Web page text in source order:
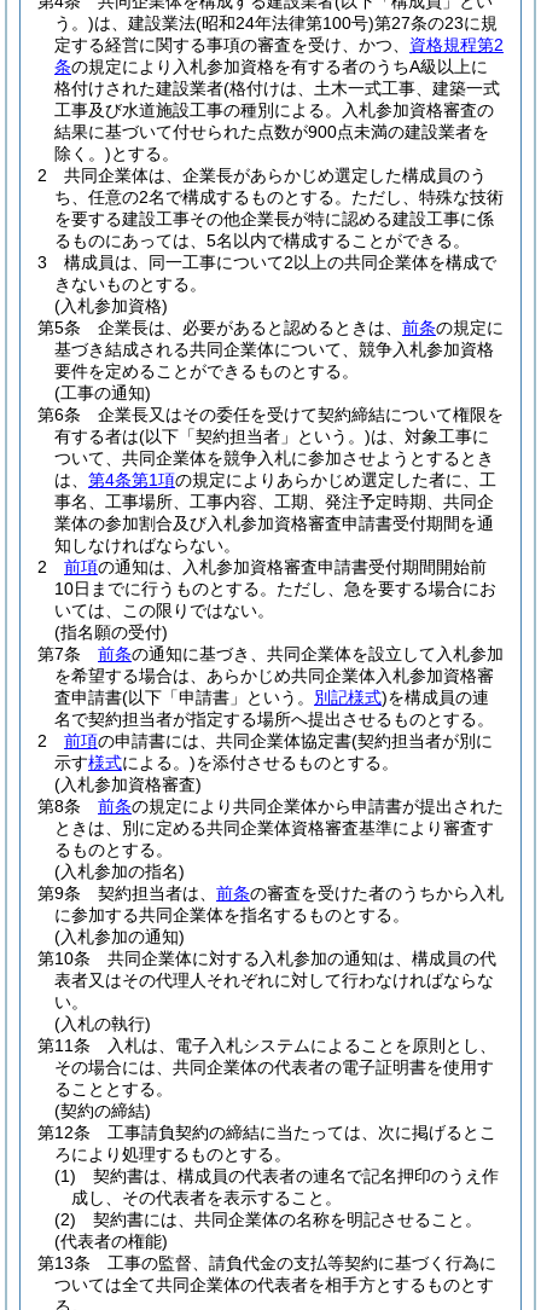
う。)は、建設業法(昭和24年法律第100号)第27条の23に規
定する経営に関する事項の審査を受け、かつ、 資格規程第2
条の規定により入札参加資格を有する者のうちA級以上に
格付けされた建設業者(格付けは、土木一式工事、建築一式
工事及び水道施設工事の種別による。入札参加資格審査の
結果に基づいて付せられた点数が900点未満の建設業者を
除く。)とする。
2
共同企業体は、企業長があらかじめ選定した構成員のう
ち、任意の2名で構成するものとする。 ただし、特殊な技術
を要する建設工事その他企業長が特に認める建設工事に係
るものにあっては、5名以内で構成することができる。
3
構成員は、同一工事について2以上の共同企業体を構成で
きないものとする。
(入札参加資格)
第5条
企業長は、必要があると認めるときは、 前条の規定に
基づき結成される共同企業体について、競争入札参加資格
要件を定めることができるものとする。
(工事の通知)
第6条
企業長又はその委任を受けて契約締結について権限を
有する者は(以下「契約担当者」という。)は、対象工事に
ついて、共同企業体を競争入札に参加させようとするとき
は、 第4条第1項の規定によりあらかじめ選定した者に、工
事名、工事場所、工事内容、工期、発注予定時期、共同企
業体の参加割合及び入札参加資格審査申請書受付期間を通
知しなければならない。
2
前項の通知は、入札参加資格審査申請書受付期間開始前
10日までに行うものとする。 ただし、急を要する場合にお
いては、この限りではない。
(指名願の受付)
第7条
前条の通知に基づき、共同企業体を設立して入札参加
を希望する場合は、あらかじめ共同企業体入札参加資格審
査申請書(以下「申請書」という。 別記様式)を構成員の連
名で契約担当者が指定する場所へ提出させるものとする。
2
前項の申請書には、共同企業体協定書(契約担当者が別に
示す様式による。)を添付させるものとする。
(入札参加資格審査)
第8条
前条の規定により共同企業体から申請書が提出された
ときは、別に定める共同企業体資格審査基準により審査す
るものとする。
(入札参加の指名)
第9条
契約担当者は、 前条の審査を受けた者のうちから入札
に参加する共同企業体を指名するものとする。
(入札参加の通知)
第10条
共同企業体に対する入札参加の通知は、構成員の代
表者又はその代理人それぞれに対して行わなければならな
い。
(入札の執行)
第11条
入札は、電子入札システムによることを原則とし、
その場合には、共同企業体の代表者の電子証明書を使用す
ることとする。
(契約の締結)
第12条
工事請負契約の締結に当たっては、次に掲げるとこ
ろにより処理するものとする。
(1)
契約書は、構成員の代表者の連名で記名押印のうえ作
成し、その代表者を表示すること。
(2)
契約書には、共同企業体の名称を明記させること。
(代表者の権能)
第13条
工事の監督、請負代金の支払等契約に基づく行為に
ついては全て共同企業体の代表者を相手方とするものとす